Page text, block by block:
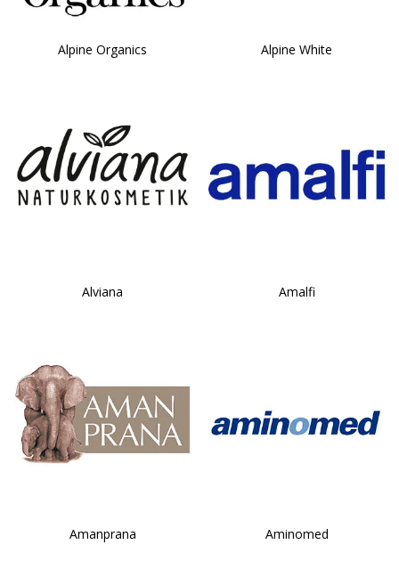
Alpine Organics Alpine White
Alviana Amalfi
Amanprana Aminomed